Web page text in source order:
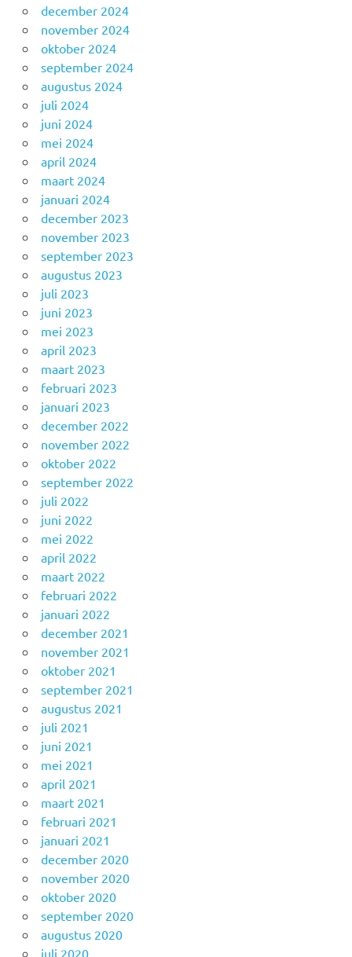
december 2024
november 2024
oktober 2024
september 2024
augustus 2024
juli 2024
juni 2024
mei 2024
april 2024
maart 2024
januari 2024
december 2023
november 2023
september 2023
augustus 2023
juli 2023
juni 2023
mei 2023
april 2023
maart 2023
februari 2023
januari 2023
december 2022
november 2022
oktober 2022
september 2022
juli 2022
juni 2022
mei 2022
april 2022
maart 2022
februari 2022
januari 2022
december 2021
november 2021
oktober 2021
september 2021
augustus 2021
juli 2021
juni 2021
mei 2021
april 2021
maart 2021
februari 2021
januari 2021
december 2020
november 2020
oktober 2020
september 2020
augustus 2020
juli 2020